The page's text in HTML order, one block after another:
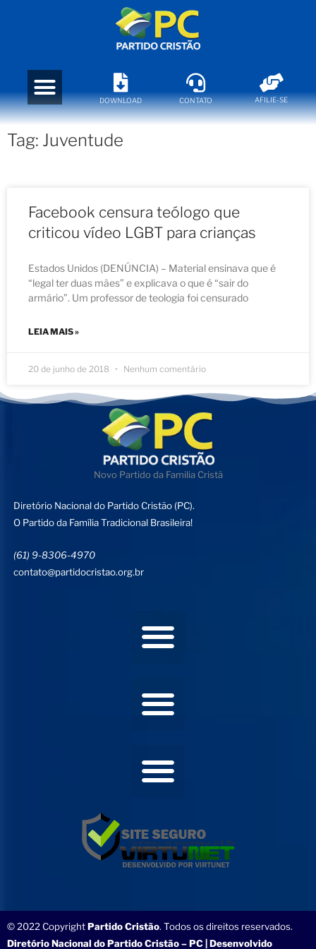
DOWNLOAD CONTATO AFILIE-SE
Tag: Juventude
Facebook censura teólogo que
criticou vídeo LGBT para crianças
Estados Unidos (DENÚNCIA) – Material ensinava que é
“legal ter duas mães” e explicava o que é “sair do
armário”. Um professor de teologia foi censurado
LEIA MAIS »
20 de junho de 2018 Nenhum comentário
Novo Partido da Familia Cristã
Diretório Nacional do Partido Cristão (PC).
O Partido da Família Tradicional Brasileira!
(61) 9-8306-4970
contato@partidocristao.org.br
© 2022 CopyrightPartido Cristão. Todos os direitos reservados.
Diretório Nacional do Partido Cristão – PC | Desenvolvido